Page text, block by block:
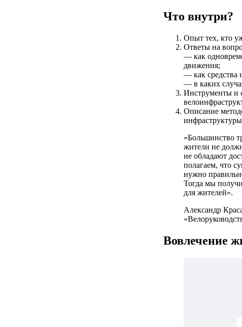
Что внутри?
Опыт тех, кто
Ответы на
— как
движения;
— как средства
— в каких
Инструменты и
Описание
«Большинство
жители не
не обладают
полагаем, что
нужно
Тогда мы
для жителей».
Александр
Вовлечение